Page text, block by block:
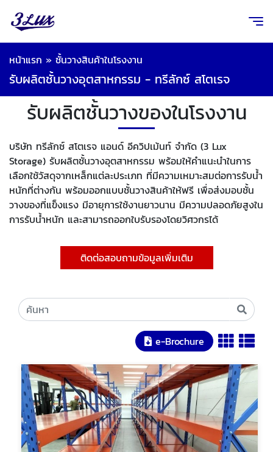
หน้าแรก » ชั้นวางสินค้าในโรงงาน
รับผลิตชั้นวางอุตสาหกรรม - ทรีลักซ์ สโตเรจ
รับผลิตชั้นวางของในโรงงาน
บริษัท ทรีลักซ์ สโตเรจ แอนด์ อีควิปเม้นท์ จำกัด (3 Lux
Storage) รับผลิตชั้นวางอุตสาหกรรม พร้อมให้คำแนะนำในการ
เลือกใช้วัสดุจากเหล็กแต่ละประเภท ที่มีความเหมาะสมต่อการรับน้ำ
หนักที่ต่างกัน พร้อมออกแบบชั้นวางสินค้าให้ฟรี เพื่อส่งมอบชั้น
วางของที่แข็งแรง มีอายุการใช้งานยาวนาน มีความปลอดภัยสูงใน
การรับน้ำหนัก และสามารถออกใบรับรองโดยวิศวกรได้
ติดต่อสอบถามข้อมูลเพิ่มเติม
e-Brochure